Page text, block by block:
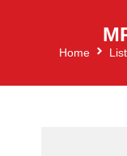
Home